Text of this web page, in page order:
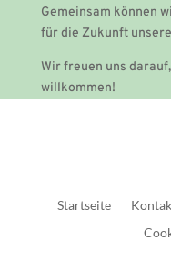
Gemeinsam können
für die Zukunft
Wir freuen uns
willkommen!
Startseite